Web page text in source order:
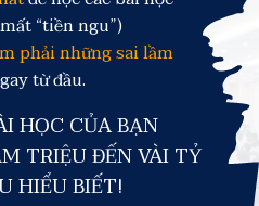
“tiền ngu”)
phải những sai lầm
từ đầu.
HỌC CỦA BẠN
TRIỆU ĐẾN VÀI TỶ
HIỂU BIẾT!